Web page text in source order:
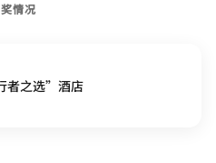
情况
者之选”酒店